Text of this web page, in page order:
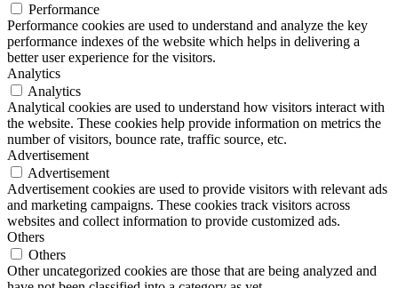
Performance
Performance cookies are used to understand and analyze the key
performance indexes of the website which helps in delivering a
better user experience for the visitors.
Analytics
Analytics
Analytical cookies are used to understand how visitors interact with
the website. These cookies help provide information on metrics the
number of visitors, bounce rate, traffic source, etc.
Advertisement
Advertisement
Advertisement cookies are used to provide visitors with relevant ads
and marketing campaigns. These cookies track visitors across
websites and collect information to provide customized ads.
Others
Others
Other uncategorized cookies are those that are being analyzed and